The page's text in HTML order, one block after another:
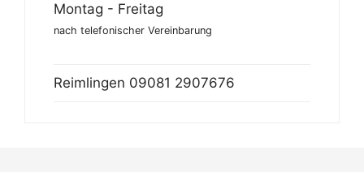
Montag - Freitag
nach telefonischer Vereinbarung
Reimlingen 09081 2907676